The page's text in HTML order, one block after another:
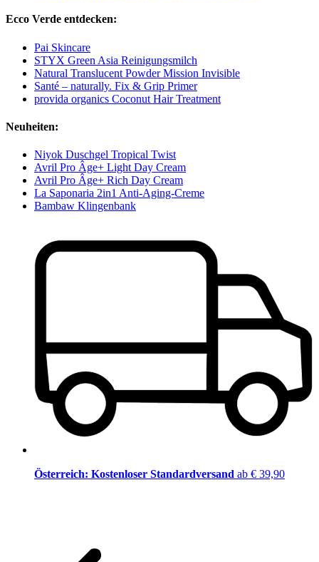
Ecco Verde entdecken:
Pai Skincare
STYX Green Asia Reinigungsmilch
Natural Translucent Powder Mission Invisible
Santé – naturally. Fix & Grip Primer
provida organics Coconut Hair Treatment
Neuheiten:
Niyok Duschgel Tropical Twist
Avril Pro Âge+ Light Day Cream
Avril Pro Âge+ Rich Day Cream
La Saponaria 2in1 Anti-Aging-Creme
Bambaw Klingenbank
Österreich: Kostenloser Standardversand ab € 39,90